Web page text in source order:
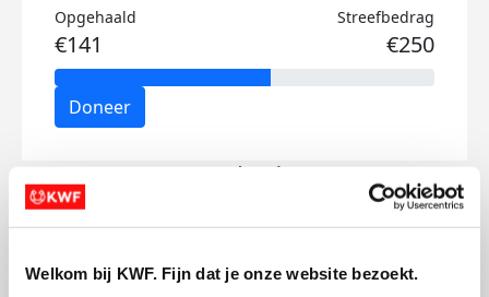
Welkom bij KWF. Fijn dat je onze website bezoekt.
Opgehaald
€141
Streefbedrag
€250
Doneer
Inte's badges